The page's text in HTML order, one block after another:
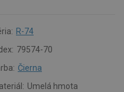
R-74
79574-70
Čierna
Umelá hmota